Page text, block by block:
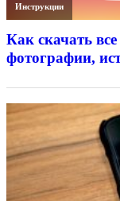
Инструкции
Как скачать
фотографии,